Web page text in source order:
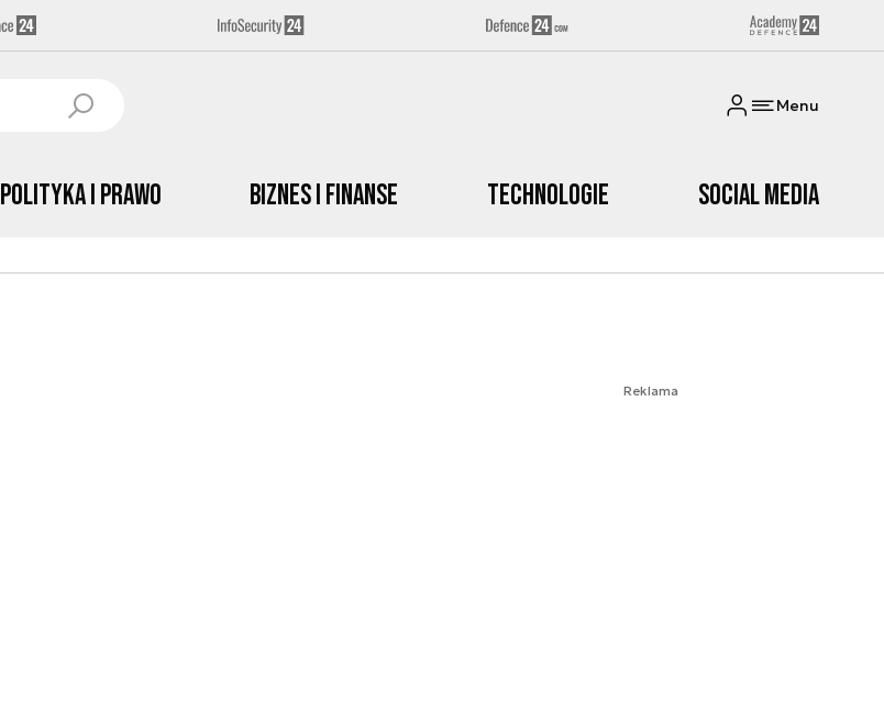
Menu
Polityka i prawo Biznes i Finanse Technologie Social media
Reklama